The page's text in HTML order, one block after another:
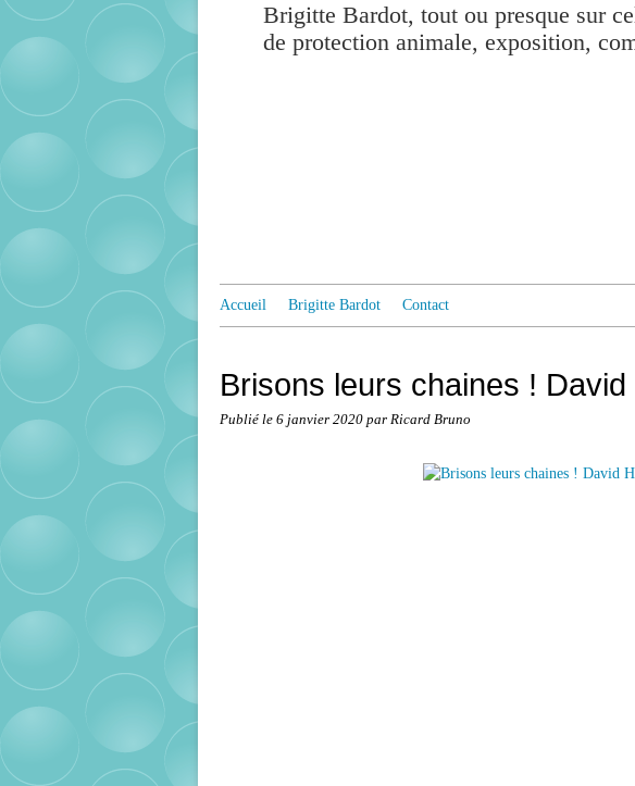
Brigitte Bardot, tout ou presque sur
de protection animale, exposition,
Accueil Brigitte Bardot Contact
Brisons leurs chaines ! David
Publié le 6 janvier 2020 par Ricard Bruno